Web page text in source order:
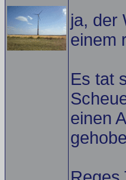
ja, der
einem
Es tat
einen